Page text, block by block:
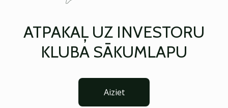
ATPAKAĻ UZ INVESTORU
KLUBA SĀKUMLAPU
Aiziet